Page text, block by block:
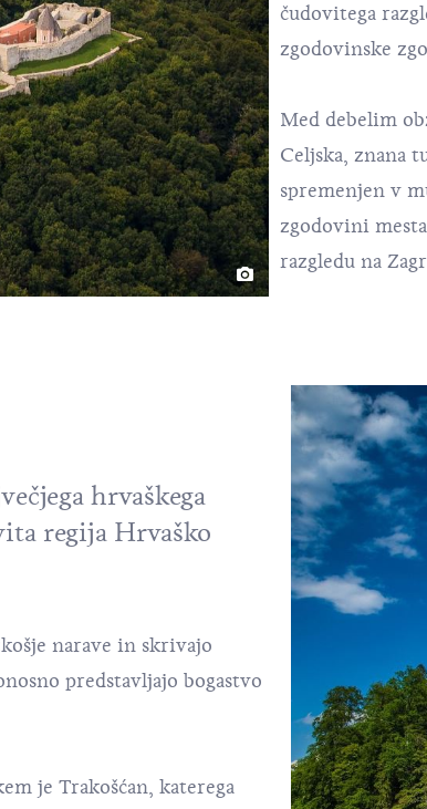
čudovitega
zgodovinske
Med debelim
Celjska, znana
spremenjen v
zgodovini
razgledu na
hrvaškega
regija Hrvaško
narave in skrivajo
predstavljajo bogastvo
je Trakošćan, katerega